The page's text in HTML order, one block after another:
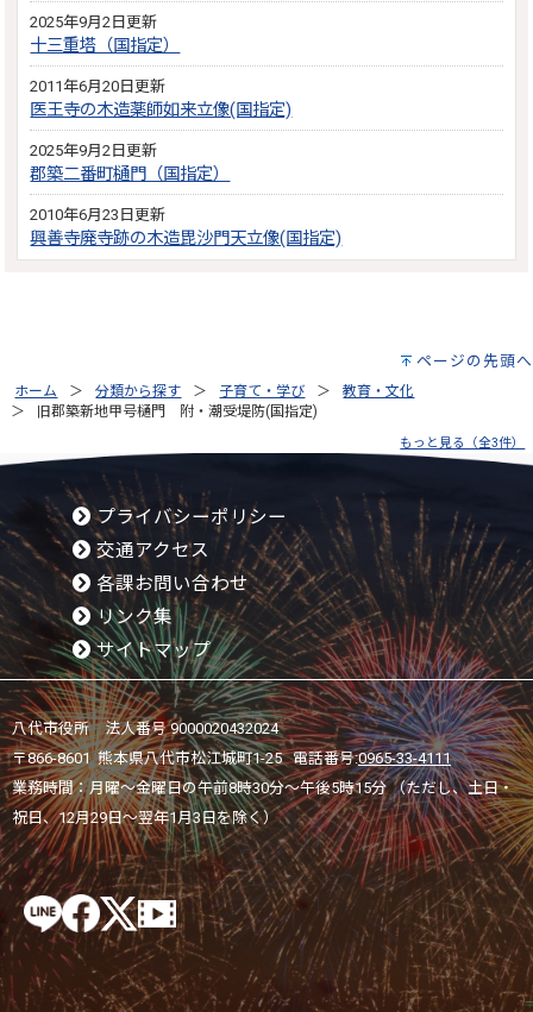
2025年9月2日更新
十三重塔（国指定）
2011年6月20日更新
医王寺の木造薬師如来立像(国指定)
2025年9月2日更新
郡築二番町樋門（国指定）
2010年6月23日更新
興善寺廃寺跡の木造毘沙門天立像(国指定)
ページの先頭へ
ホーム 分類から探す 子育て・学び
教育・文化
旧郡築新地甲号樋門 附・潮受堤防(国指定)
もっと見る（全3件）
プライバシーポリシー
交通アクセス
各課お問い合わせ
リンク集
サイトマップ
八代市役所 法人番号 9000020432024
〒866-8601 熊本県八代市松江城町1-25 電話番号:0965-33-4111
業務時間：月曜～金曜日の午前8時30分～午後5時15分 （ただし、土日・
祝日、12月29日～翌年1月3日を除く）